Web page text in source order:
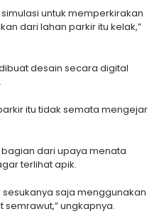
untuk memperkirakan
dari lahan parkir itu kelak,”
desain secara digital
itu tidak semata mengejar
dari upaya menata
terlihat apik.
saja menggunakan
ungkapnya.